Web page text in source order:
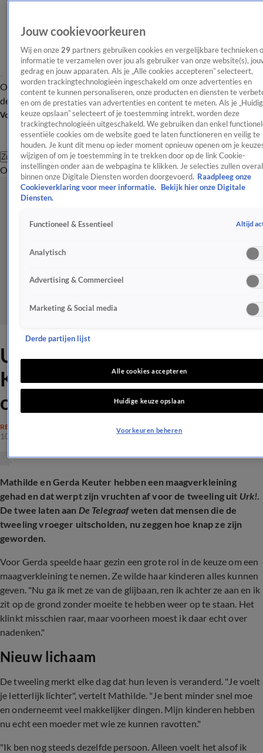
OverzichtAfleveringen Entertainment TV Algemeen
Tip
de redactieNieuwsbrief
Volg Shownieuws
Zoeken
OverzichtEntertainmentSpraakmakendRealityCrimeVideo's
Urk!-Mathilde en Gerda
Keuter eerlijk over nare
opmerkingen
REALITY
10 mei 2026, 22:20
Mathilde en Gerda Keuter hebben een maagverkleining
gehad en dat werpt zijn vruchten af voor de tweeling uit Urk!.
De twee laten aan De Telegraafweten dat mensen die de
tweeling vroeger uitscholden, nu zeggen hoe knap ze zijn
geworden.
Voor Gerda speelde haar gezin een grote rol in de keuze om een
maagverkleining te nemen. Ze wilde haar kinderen alles kunnen
geven. "Nu ga ik met ze van de glijbaan, ren ik achter ze aan en ik
zit op de grond zonder moeite te hebben weer op te staan. Het
klinkt misschien raar, maar voorheen moest ik daar echt over
nadenken."
Nieuw lichaam
De tweeling merkt elke dag dat hun leven is veranderd. "Je voelt
je letterlijk lichter", vertelt Mathilde. "Je bent minder snel moe
en onderneemt veel makkelijker dingen. Mijn kinderen hebben
nu echt een moeder met wie ze kunnen ravotten."
"Ik ben nog steeds dezelfde persoon. Alleen voelt het alsof ik
Jouw cookievoorkeuren
Wij en onze 29 partners gebruiken cookies en vergelijkbare technieken
informatie te verzamelen over jou als gebruiker van onze website(s),
gedrag en jouw apparaten. Als je „Alle cookies accepteren” selecteert,
worden trackingtechnologieën ingeschakeld om onze advertenties en
content te kunnen personaliseren, onze producten en diensten te
en om de prestaties van advertenties en content te meten. Als je
keuze opslaan” selecteert of je toestemming intrekt, worden deze
trackingtechnologieën uitgeschakeld. We gebruiken dan enkel
essentiële cookies om de website goed te laten functioneren en veilig te
houden. Je kunt dit menu op ieder moment opnieuw openen om je
wijzigen of om je toestemming in te trekken door op de link Cookie-
instellingen onder aan de webpagina te klikken. Je selecties zullen overal
binnen onze Digitale Diensten worden doorgevoerd. Raadpleeg onze
Cookieverklaring voor meer informatie.
Bekijk hier onze Digitale
Diensten.
Functioneel & Essentieel Altijd
Analytisch
Advertising & Commercieel
Marketing & Social media
Derde partijen lijst
Alle cookies accepteren
Huidige keuze opslaan
Voorkeuren beheren